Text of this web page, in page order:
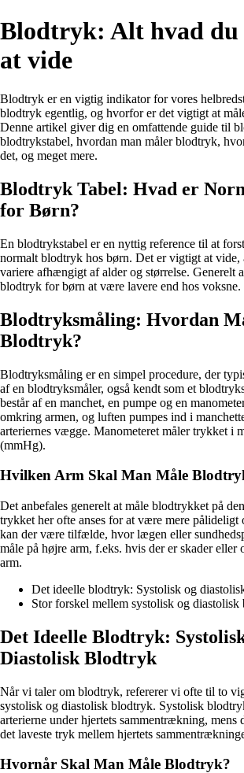
Blodtryk: Alt hvad du
at vide
Blodtryk er en vigtig indikator for vores
blodtryk egentlig, og hvorfor er det vigtigt at
Denne artikel giver dig en omfattende guide til
blodtrykstabel, hvordan man måler blodtryk,
det, og meget mere.
Blodtryk Tabel: Hvad er
for Børn?
En blodtrykstabel er en nyttig reference til at
normalt blodtryk hos børn. Det er vigtigt at vide,
variere afhængigt af alder og størrelse. Generelt
blodtryk for børn at være lavere end hos voksne.
Blodtryksmåling: Hvordan
Blodtryk?
Blodtryksmåling er en simpel procedure, der
af en blodtryksmåler, også kendt som et
består af en manchet, en pumpe og en
omkring armen, og luften pumpes ind i
arteriernes vægge. Manometeret måler trykket i
(mmHg).
Hvilken Arm Skal Man Måle
Det anbefales generelt at måle blodtrykket på
trykket her ofte anses for at være mere pålideligt
kan der være tilfælde, hvor lægen eller
måle på højre arm, f.eks. hvis der er skader eller
arm.
Det ideelle blodtryk: Systolisk og
Stor forskel mellem systolisk og
Det Ideelle Blodtryk:
Diastolisk Blodtryk
Når vi taler om blodtryk, refererer vi ofte til to
systolisk og diastolisk blodtryk. Systolisk
arterierne under hjertets sammentrækning, mens
det laveste tryk mellem hjertets
Hvornår Skal Man Måle Blodtryk?